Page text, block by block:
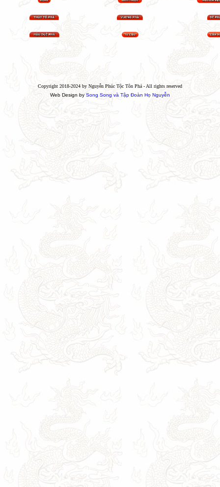
Copyright 2018-2024 by Nguyễn Phúc Tộc Tôn Phả - All rights reserved
Web Design by Song Song và Tập Đoàn Họ Nguyễn